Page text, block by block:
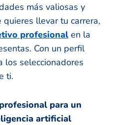
más valiosas y
llevar tu carrera,
profesional en la
Con un perfil
los seleccionadores
ti.
para un
artificial